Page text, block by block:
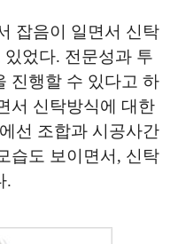
잡음이 일면서 신탁
있었다. 전문성과 투
진행할 수 있다고 하
서 신탁방식에 대한
선 조합과 시공사간
습도 보이면서, 신탁
.